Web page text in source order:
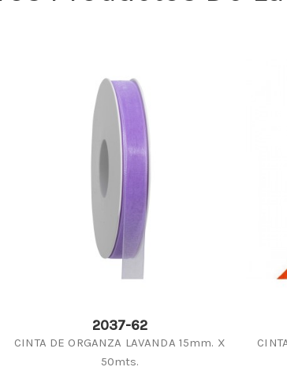
2037-62
CINTA DE ORGANZA LAVANDA 15mm. X
50mts.